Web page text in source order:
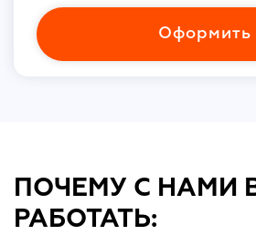
Оформить
ПОЧЕМУ С НАМИ
РАБОТАТЬ: